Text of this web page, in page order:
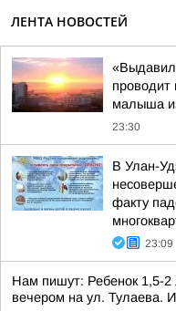
ЛЕНТА НОВОСТЕЙ
«Выдавил
проводит
малыша
23:30
В Улан-
факту
23:09
Нам пишут: Ребенок 1,5-2
вечером на ул. Тулаева.